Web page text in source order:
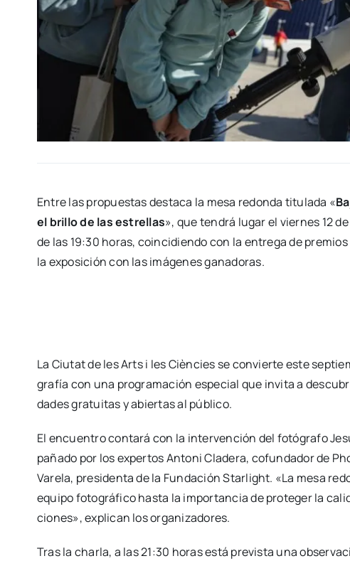
Entre las pro­pues­tas des­ta­ca la mesa redon­da titu­la­da «
el bri­llo de las estre­llas», que ten­drá lugar el vier­nes 12
de las 19:30 horas, coin­ci­dien­do con la entre­ga de
la expo­si­ción con las imá­ge­nes gana­do­ras.
La Ciu­tat de les Arts i les Cièn­cies se con­vier­te este
gra­fía con una pro­gra­ma­ción espe­cial que invi­ta a
da­des gra­tui­tas y abier­tas al públi­co.
El encuen­tro con­ta­rá con la inter­ven­ción del fotó­gra­fo
pa­ña­do por los exper­tos Anto­ni Cla­de­ra, cofun­da­dor de
Vare­la, pre­si­den­ta de la Fun­da­ción Star­light. «La mesa
equi­po foto­grá­fi­co has­ta la impor­tan­cia de pro­te­ger la
cio­nes», expli­can los orga­ni­za­do­res.
Tras la char­la, a las 21:30 horas está pre­vis­ta una